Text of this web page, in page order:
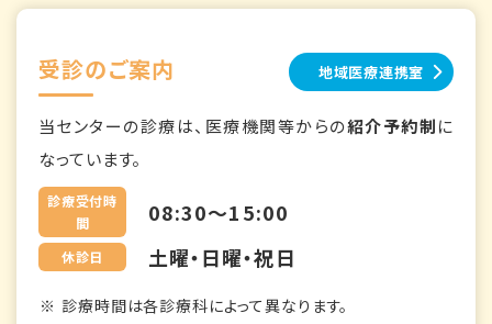
受診のご案内 地域医療連携室
当センターの診療は、医療機関等からの紹介予約制に
なっています。
診療受付時
間
08:30～15:00
休診日 土曜・日曜・祝日
診療時間は各診療科によって異なります。